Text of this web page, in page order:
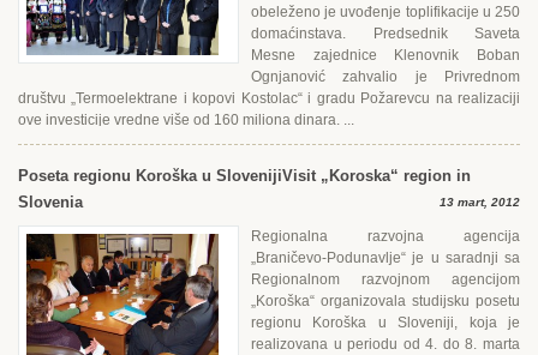
obeleženo je uvođenje toplifikacije u 250
domaćinstava. Predsednik Saveta
Mesne zajednice Klenovnik Boban
Ognjanović zahvalio je Privrednom
društvu „Termoelektrane i kopovi Kostolac“ i gradu Požarevcu na realizaciji
ove investicije vredne više od 160 miliona dinara. ...
Poseta regionu Koroška u SlovenijiVisit „Koroska“ region in
Slovenia
13 mart, 2012
Regionalna razvojna agencija
„Braničevo-Podunavlje“ je u saradnji sa
Regionalnom razvojnom agencijom
„Koroška“ organizovala studijsku posetu
regionu Koroška u Sloveniji, koja je
realizovana u periodu od 4. do 8. marta